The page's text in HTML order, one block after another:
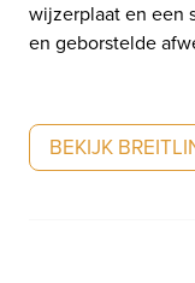
wijzerplaat en een
en geborstelde
BEKIJK